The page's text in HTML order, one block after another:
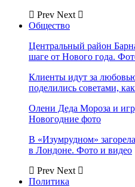
Prev Next
Общество
Центральный район
шаге от Нового года.
Клиенты идут за
поделились советами,
Олени Деда Мороза и
Новогодние фото
В «Изумрудном»
в Лондоне. Фото и видео
Prev Next
Политика